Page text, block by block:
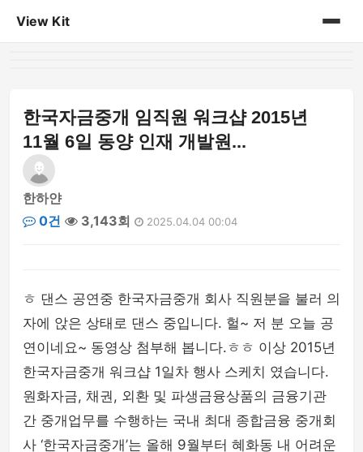
View Kit
한국자금중개 임직원 워크샵 2015년
11월 6일 동양 인재 개발원...
한하얀
0건
3,143회 2025.04.04 00:04
ㅎ 댄스 공연중 한국자금중개 회사 직원분을 불러 의
자에 앉은 상태로 댄스 중입니다. 헐~ 저 분 오늘 공
연이네요~ 동영상 첨부해 봅니다.ㅎㅎ 이상 2015년
한국자금중개 워크샵 1일차 행사 스케치 였습니다.
원화자금, 채권, 외환 및 파생금융상품의 금융기관
간 중개업무를 수행하는 국내 최대 종합금융 중개회
사 ‘한국자금중개’는 올해 9월부터 혜화동 내 어려운